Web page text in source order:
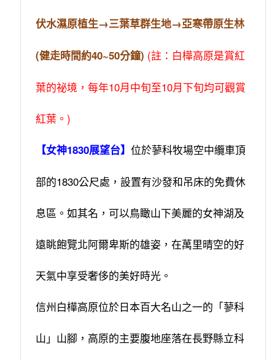
伏水濕原植生→三葉草群生地→亞寒帶原生林
(健走時間約40~50分鐘) (註：白樺高原是賞紅
葉的祕境，每年10月中旬至10月下旬均可觀賞
紅葉。)
【女神1830展望台】 位於蓼科牧場空中纜車頂
部的1830公尺處，設置有沙發和吊床的免費休
息區。如其名，可以鳥瞰山下美麗的女神湖及
遠眺飽覽北阿爾卑斯的雄姿，在萬里晴空的好
天氣中享受奢侈的美好時光。
信州白樺高原位於日本百大名山之一的「蓼科
山」山腳，高原的主要腹地座落在長野縣立科